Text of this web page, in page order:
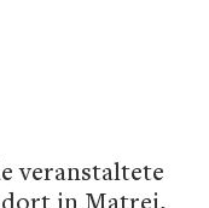
veranstaltete
in Matrei,